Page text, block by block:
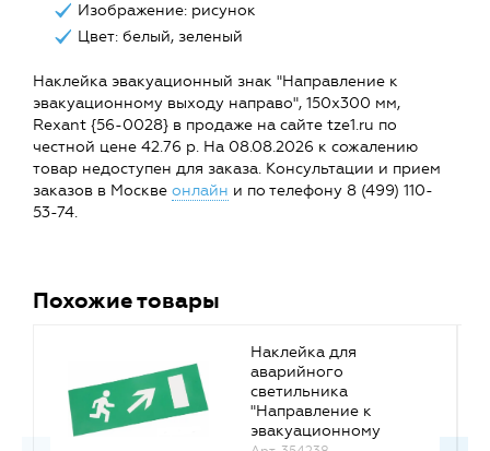
Изображение: рисунок
Цвет: белый, зеленый
Наклейка эвакуационный знак "Направление к
эвакуационному выходу направо", 150x300 мм,
Rexant {56-0028} в продаже на сайте tze1.ru по
честной цене 42.76 р. На 08.08.2026 к сожалению
товар недоступен для заказа. Консультации и прием
заказов в Москве онлайн и по телефону 8 (499) 110-
53-74.
Похожие товары
Наклейка для
аварийного
светильника
"Направление к
эвакуационному